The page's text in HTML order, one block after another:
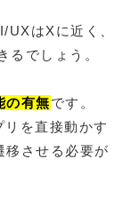
はXに近く、
るでしょう。
の有無です。
を直接動かす
移させる必要が